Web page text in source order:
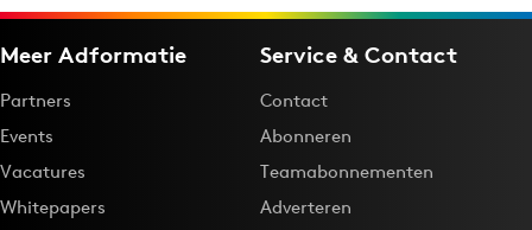
Meer Adformatie
Partners
Events
Vacatures
Whitepapers
Service & Contact
Contact
Abonneren
Teamabonnementen
Adverteren